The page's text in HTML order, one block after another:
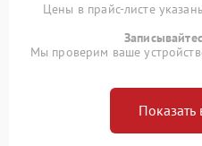
Цены в прайс-листе
Мы проверим ваше
Показать